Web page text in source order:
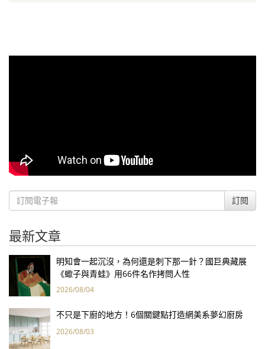
訂閱
最新文章
明知會一起沉沒，為何還是刺下那一針？國巨典藏展
《蠍子與青蛙》用66件名作拷問人性
2026/08/04
不只是下廚的地方！6個關鍵點打造網美系夢幻廚房
2026/08/03